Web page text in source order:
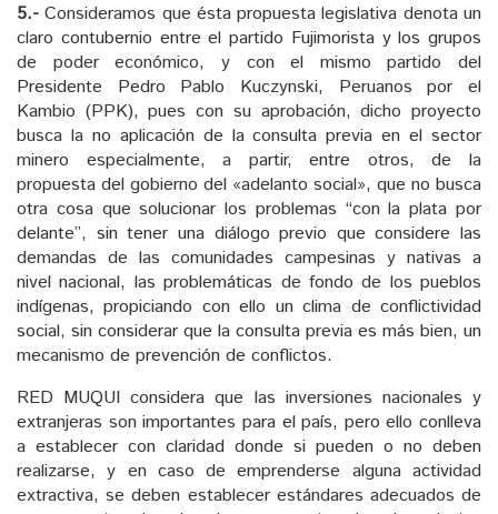
5.- Consideramos que ésta propuesta legislativa denota un
claro contubernio entre el partido Fujimorista y los grupos
de poder económico, y con el mismo partido del
Presidente Pedro Pablo Kuczynski, Peruanos por el
Kambio (PPK), pues con su aprobación, dicho proyecto
busca la no aplicación de la consulta previa en el sector
minero especialmente, a partir, entre otros, de la
propuesta del gobierno del «adelanto social», que no busca
otra cosa que solucionar los problemas “con la plata por
delante”, sin tener una diálogo previo que considere las
demandas de las comunidades campesinas y nativas a
nivel nacional, las problemáticas de fondo de los pueblos
indígenas, propiciando con ello un clima de conflictividad
social, sin considerar que la consulta previa es más bien, un
mecanismo de prevención de conflictos.
RED MUQUI considera que las inversiones nacionales y
extranjeras son importantes para el país, pero ello conlleva
a establecer con claridad donde si pueden o no deben
realizarse, y en caso de emprenderse alguna actividad
extractiva, se deben establecer estándares adecuados de